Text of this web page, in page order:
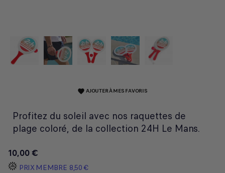
favorite AJOUTER À MES FAVORIS
Profitez du soleil avec nos raquettes de
plage coloré, de la collection 24H Le Mans.
10,00 €
PRIX MEMBRE 8,50 €